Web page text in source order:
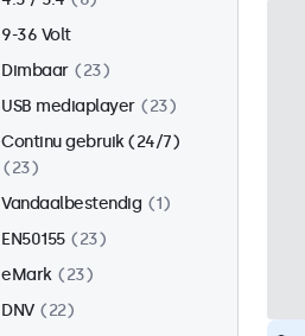
9-36 Volt
Dimbaar
23
USB mediaplayer
23
Continu gebruik (24/7)
23
Vandaalbestendig
1
EN50155
23
eMark
23
DNV
22